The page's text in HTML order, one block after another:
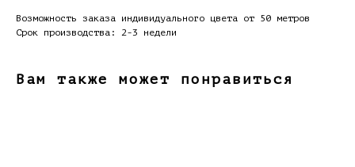
Возможность заказа индивидуального цвета от 50 метров
Срок производства: 2-3 недели
Вам также может понравиться